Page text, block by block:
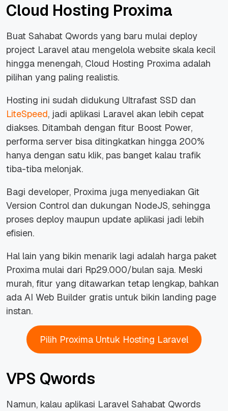
Cloud Hosting Proxima
Buat Sahabat Qwords yang baru mulai deploy
project Laravel atau mengelola website skala kecil
hingga menengah, Cloud Hosting Proxima adalah
pilihan yang paling realistis.
Hosting ini sudah didukung Ultrafast SSD dan
LiteSpeed, jadi aplikasi Laravel akan lebih cepat
diakses. Ditambah dengan fitur Boost Power,
performa server bisa ditingkatkan hingga 200%
hanya dengan satu klik, pas banget kalau trafik
tiba-tiba melonjak.
Bagi developer, Proxima juga menyediakan Git
Version Control dan dukungan NodeJS, sehingga
proses deploy maupun update aplikasi jadi lebih
efisien.
Hal lain yang bikin menarik lagi adalah harga paket
Proxima mulai dari Rp29.000/bulan saja. Meski
murah, fitur yang ditawarkan tetap lengkap, bahkan
ada AI Web Builder gratis untuk bikin landing page
instan.
Pilih Proxima Untuk Hosting Laravel
VPS Qwords
Namun, kalau aplikasi Laravel Sahabat Qwords